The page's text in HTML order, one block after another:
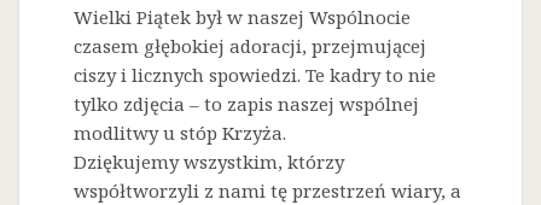
Wielki Piątek był w naszej Wspólnocie
czasem głębokiej adoracji, przejmującej
ciszy i licznych spowiedzi. Te kadry to nie
tylko zdjęcia – to zapis naszej wspólnej
modlitwy u stóp Krzyża.
Dziękujemy wszystkim, którzy
współtworzyli z nami tę przestrzeń wiary, a